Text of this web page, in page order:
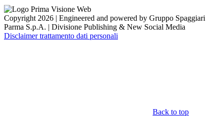
Copyright 2026 | Engineered and powered by Gruppo Spaggiari
Parma S.p.A. | Divisione Publishing & New Social Media
Disclaimer trattamento dati personali
Back to top